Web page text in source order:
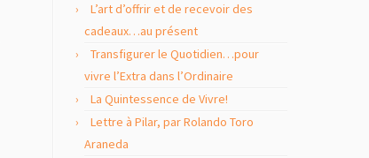
L’art d’offrir et de recevoir des
cadeaux…au présent
Transfigurer le Quotidien…pour
vivre l’Extra dans l’Ordinaire
La Quintessence de Vivre!
Lettre à Pilar, par Rolando Toro
Araneda